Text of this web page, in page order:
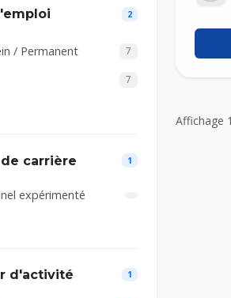
2
/ Permanent 7
7
carrière 1
expérimenté
d'activité 1
Affichage